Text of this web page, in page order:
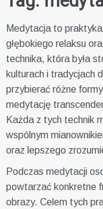
Medytacja to
głębokiego relaksu
technika, która była
kulturach i tradycjach
przybierać różne
medytację
Każda z tych technik
wspólnym
oraz lepszego
Podczas medytacji
powtarzać konkretne
obrazy. Celem tych